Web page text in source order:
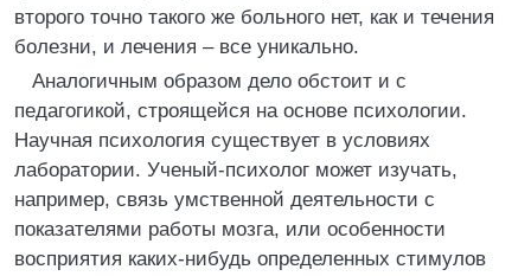
второго точно такого же больного нет, как и течения
болезни, и лечения – все уникально.
Аналогичным образом дело обстоит и с
педагогикой, строящейся на основе психологии.
Научная психология существует в условиях
лаборатории. Ученый-психолог может изучать,
например, связь умственной деятельности с
показателями работы мозга, или особенности
восприятия каких-нибудь определенных стимулов